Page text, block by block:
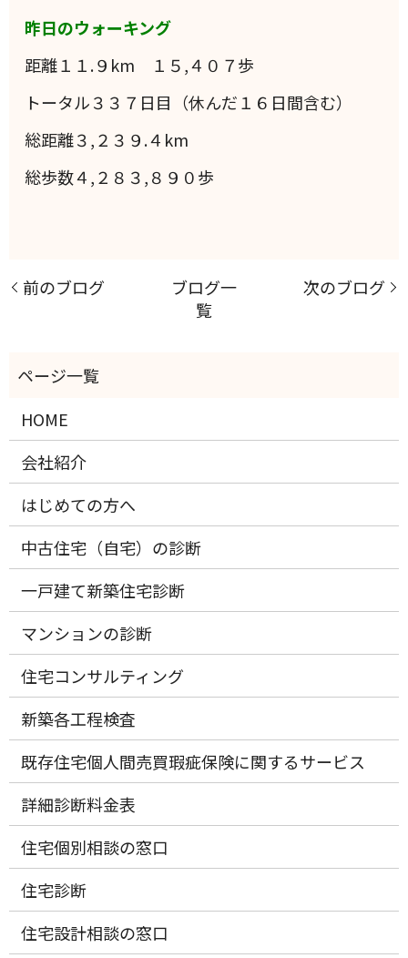
昨日のウォーキング
距離１１.９km １５,４０７歩
トータル３３７日目（休んだ１６日間含む）
総距離３,２３９.４km
総歩数４,２８３,８９０歩
前のブログ
ブログ一
覧
次のブログ
HOME
会社紹介
はじめての方へ
中古住宅（自宅）の診断
一戸建て新築住宅診断
マンションの診断
住宅コンサルティング
新築各工程検査
既存住宅個人間売買瑕疵保険に関するサービス
詳細診断料金表
住宅個別相談の窓口
住宅診断
住宅設計相談の窓口